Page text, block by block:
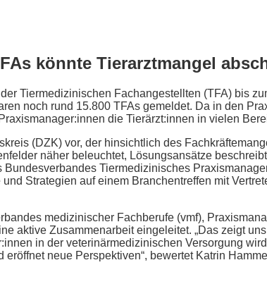
könnte Tierarztmangel
Tiermedizinischen Fachangestellten (TFA) bis
noch rund 15.800 TFAs gemeldet. Da in den
die Tierärzt:innen in vielen
(DZK) vor, der hinsichtlich des
näher beleuchtet, Lösungsansätze
Tiermedizinisches
Strategien auf einem Branchentreffen mit
medizinischer Fachberufe (vmf),
aktive Zusammenarbeit eingeleitet. „Das zeigt
in der veterinärmedizinischen Versorgung
neue Perspektiven“, bewertet Katrin